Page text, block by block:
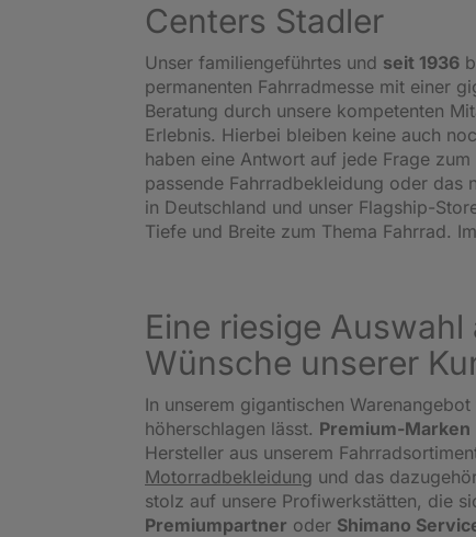
Centers Stadler
Unser familiengeführtes und seit 1936
permanenten Fahrradmesse mit einer
Beratung durch unsere kompetenten
Erlebnis. Hierbei bleiben keine auch
haben eine Antwort auf jede Frage
passende Fahrradbekleidung oder das
in Deutschland und unser Flagship-
Tiefe und Breite zum Thema Fahrrad.
Eine riesige
Wünsche unserer
In unserem gigantischen
höherschlagen lässt. Premium-Marken
Hersteller aus unserem
Motorradbekleidung und das
stolz auf unsere Profiwerkstätten, die
Premiumpartner oder Shimano